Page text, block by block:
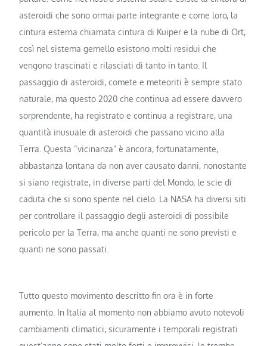
asteroidi che sono ormai parte integrante e come loro, la
cintura esterna chiamata cintura di Kuiper e la nube di Ort,
così nel sistema gemello esistono molti residui che
vengono trascinati e rilasciati di tanto in tanto. Il
passaggio di asteroidi, comete e meteoriti è sempre stato
naturale, ma questo 2020 che continua ad essere davvero
sorprendente, ha registrato e continua a registrare, una
quantità inusuale di asteroidi che passano vicino alla
Terra. Questa “vicinanza” è ancora, fortunatamente,
abbastanza lontana da non aver causato danni, nonostante
si siano registrate, in diverse parti del Mondo, le scie di
caduta che si sono spente nel cielo. La NASA ha diversi siti
per controllare il passaggio degli asteroidi di possibile
pericolo per la Terra, ma anche quanti ne sono previsti e
quanti ne sono passati.
Tutto questo movimento descritto fin ora è in forte
aumento. In Italia al momento non abbiamo avuto notevoli
cambiamenti climatici, sicuramente i temporali registrati